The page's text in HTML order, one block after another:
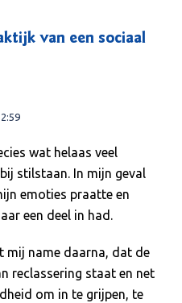
van een sociaal
wat helaas veel
stilstaan. In mijn geval
emoties praatte en
een deel in had.
mij name daarna, dat de
reclassering staat en net
om in te grijpen, te